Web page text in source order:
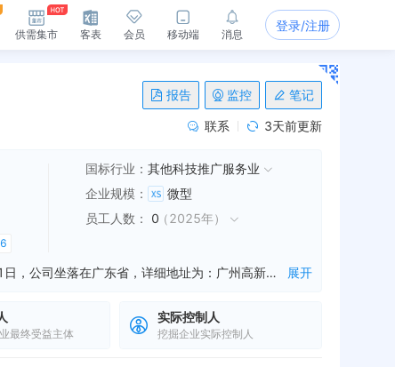
供需集市 客表 会员 移动端 消息
登录/注册
报告 监控 笔记
联系 3天前更新
6
国标行业： 其他科技推广服务业
企业规模 ：
微型
员工人数 ： 0（2025年）
广州崇象能源管理有限公司是一家从事能源管理服务,能源技术咨询服务,能源技术研究等业务的公司，成立于2014年11月11日，公司坐落在广东省，详细地址为：广州高新技术产业开发区科珠路232号2栋自编605C;经国家企业信用信息公示系统查询得知，广州崇象能源管理有限公司的信用代码/税号为914401163209921253，法人是吴建荣，注册资本为8500.000000万人民币，企业的经营范围为:技术服务、技术开发、技术咨询、技术交流、技术转让、技术推广;发电技术服务;在线能源监测技术研发;新能源原动设备销售;合同能源管理;新兴能源技术研发; 展开
最终受益主体
实际控制人
挖掘企业实际控制人